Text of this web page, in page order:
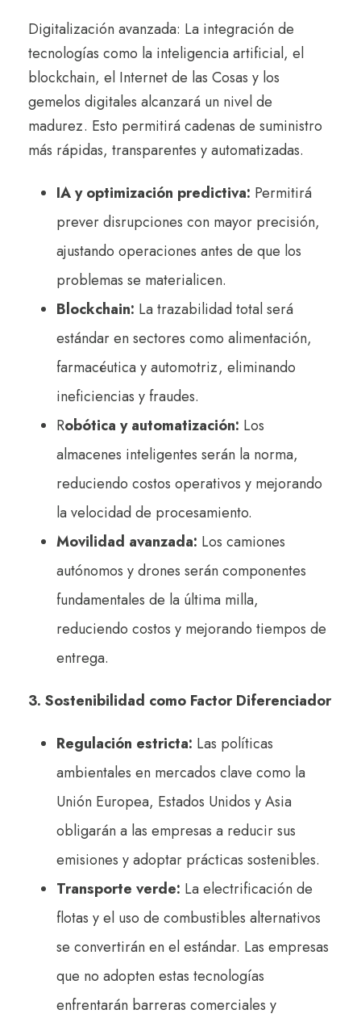
Digitalización avanzada: La integración de
tecnologías como la inteligencia artificial, el
blockchain, el Internet de las Cosas y los
gemelos digitales alcanzará un nivel de
madurez. Esto permitirá cadenas de suministro
más rápidas, transparentes y automatizadas.
IA y optimización predictiva: Permitirá
prever disrupciones con mayor precisión,
ajustando operaciones antes de que los
problemas se materialicen.
Blockchain: La trazabilidad total será
estándar en sectores como alimentación,
farmacéutica y automotriz, eliminando
ineficiencias y fraudes.
Robótica y automatización: Los
almacenes inteligentes serán la norma,
reduciendo costos operativos y mejorando
la velocidad de procesamiento.
Movilidad avanzada: Los camiones
autónomos y drones serán componentes
fundamentales de la última milla,
reduciendo costos y mejorando tiempos de
entrega.
3. Sostenibilidad como Factor Diferenciador
Regulación estricta: Las políticas
ambientales en mercados clave como la
Unión Europea, Estados Unidos y Asia
obligarán a las empresas a reducir sus
emisiones y adoptar prácticas sostenibles.
Transporte verde: La electrificación de
flotas y el uso de combustibles alternativos
se convertirán en el estándar. Las empresas
que no adopten estas tecnologías
enfrentarán barreras comerciales y